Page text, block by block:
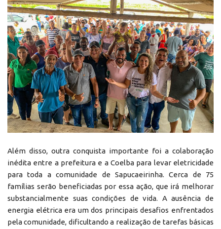
Além disso, outra conquista importante foi a colaboração
inédita entre a prefeitura e a Coelba para levar eletricidade
para toda a comunidade de Sapucaeirinha. Cerca de 75
famílias serão beneficiadas por essa ação, que irá melhorar
substancialmente suas condições de vida. A ausência de
energia elétrica era um dos principais desafios enfrentados
pela comunidade, dificultando a realização de tarefas básicas